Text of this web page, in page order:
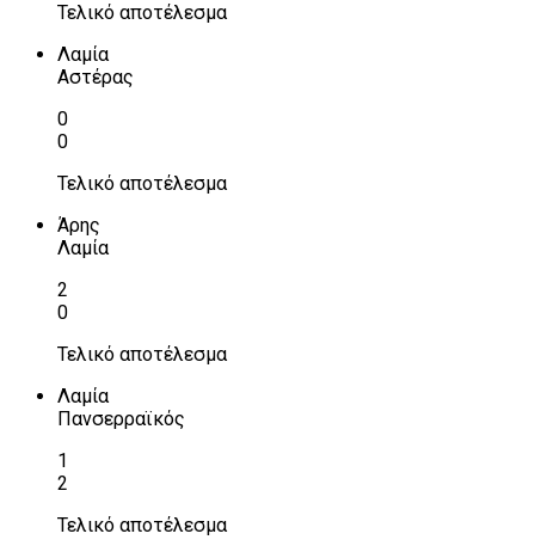
Τελικό αποτέλεσμα
Λαμία
Αστέρας
0
0
Τελικό αποτέλεσμα
Άρης
Λαμία
2
0
Τελικό αποτέλεσμα
Λαμία
Πανσερραϊκός
1
2
Τελικό αποτέλεσμα